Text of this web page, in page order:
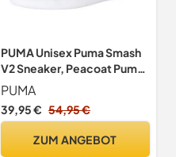
PUMA Unisex Puma Smash
V2 Sneaker, Peacoat Puma
White, 39 EU
PUMA
39,95 € 54,95 €
ZUM ANGEBOT